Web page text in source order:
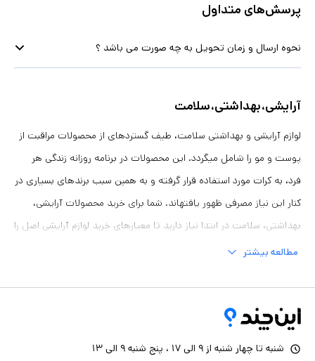
پرسش‌های متداول
نحوه ارسال و زمان تحویل به چه صورت می باشد ؟
آرایشی،بهداشتی،سلامت
لوازم آرایشی و بهداشتی سلامت، طیف گستردهای از محصولات مراقبت از
پوست و مو را شامل میگردد. این محصولات در برنامه روزانه زندگی هر
فرد، به کرات مورد استفاده قرار گرفته و به همین سبب برندهای بسیاری در
کنار این نیاز مصرفی ظهور یافتهاند. شما برای خرید محصولات آرایشی،
بهداشتی، سلامت در ابتدا نیاز دارید تا معیارهای خرید لوازم آرایشی اصل را
دانسته و ثانیا از پرفروشترین محصولات بهداشتی و برندهای موفق در این
لوازم آرایشی پرمصرفترین محصولات قرار گرفته در دسته آرایشی، بهداشتی
و سلامت هستند. وفور استفاده خانمها از این محصولات، باعث شناسایی
مطالعه بیشتر
شنبه تا چهار شنبه از ۹ الی ۱۷ ، پنج شنبه ۹ الی ۱۳